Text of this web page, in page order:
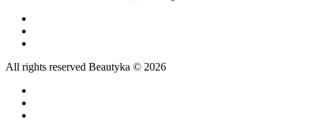
All rights reserved Beautyka © 2026